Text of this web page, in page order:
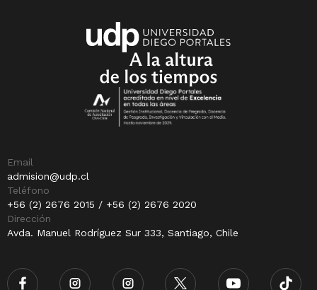
Email
admision@udp.cl
Teléfono
+56 (2) 2676 2015 / +56 (2) 2676 2020
Dirección
Avda. Manuel Rodríguez Sur 333, Santiago, Chile